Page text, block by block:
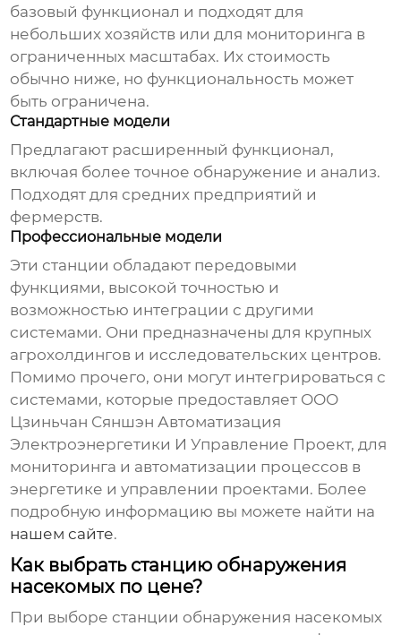
базовый функционал и подходят для
небольших хозяйств или для мониторинга в
ограниченных масштабах. Их стоимость
обычно ниже, но функциональность может
быть ограничена.
Стандартные модели
Предлагают расширенный функционал,
включая более точное обнаружение и анализ.
Подходят для средних предприятий и
фермерств.
Профессиональные модели
Эти станции обладают передовыми
функциями, высокой точностью и
возможностью интеграции с другими
системами. Они предназначены для крупных
агрохолдингов и исследовательских центров.
Помимо прочего, они могут интегрироваться с
системами, которые предоставляет ООО
Цзиньчан Сяншэн Автоматизация
Электроэнергетики И Управление Проект, для
мониторинга и автоматизации процессов в
энергетике и управлении проектами. Более
подробную информацию вы можете найти на
нашем сайте.
Как выбрать станцию обнаружения
насекомых по цене?
При выборе станции обнаружения насекомых